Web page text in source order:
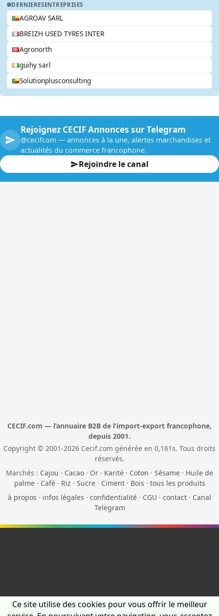
DERNIERESENTREPRISES
AGROAV SARL
BREIZH USED TYRES INTER
Agronorth
guihy sarl
Solutionplusconsulting
Rejoignez CECIF Annonces sur Telegram
@cecifcom — annonces à la une, alertes marchandises et
actualités du commerce francophone.
Rejoindre le canal
CECIF.com — l’annuaire B2B de l’import-export francophone,
depuis 2001.
Copyright © 2001-2026 Cecif.com générée en 0,161s. Tous droits
réservés.
Marchés : Cajou · Cacao · Or · Karité · Coton · Sésame · Huile de
palme· Café· Riz · Sucre· Ciment· Bois · tous les produits
à propos · infos légales · confidentialité · CGU · contact · Canal
Telegram
Ce site utilise des cookies pour vous offrir le meilleur